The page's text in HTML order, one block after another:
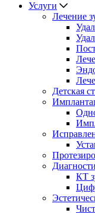
Услуги
Лечение
Детская
КТ